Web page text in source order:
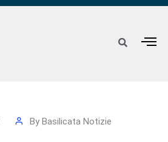
By Basilicata Notizie